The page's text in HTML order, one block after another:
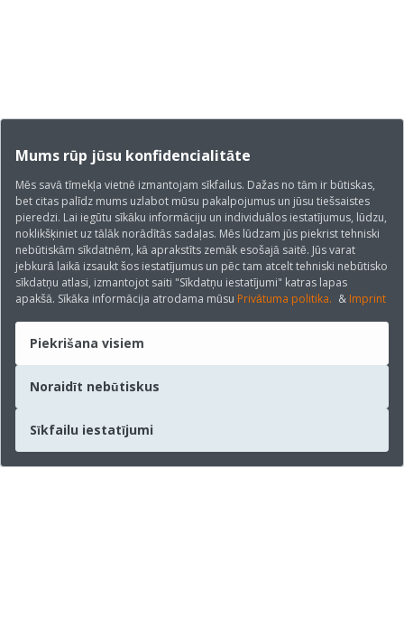
Mums rūp jūsu konfidencialitāte
Mēs savā tīmekļa vietnē izmantojam sīkfailus. Dažas no tām ir būtiskas,
bet citas palīdz mums uzlabot mūsu pakalpojumus un jūsu tiešsaistes
pieredzi. Lai iegūtu sīkāku informāciju un individuālos iestatījumus, lūdzu,
noklikšķiniet uz tālāk norādītās sadaļas. Mēs lūdzam jūs piekrist tehniski
nebūtiskām sīkdatnēm, kā aprakstīts zemāk esošajā saitē. Jūs varat
jebkurā laikā izsaukt šos iestatījumus un pēc tam atcelt tehniski nebūtisko
sīkdatņu atlasi, izmantojot saiti "Sīkdatņu iestatījumi" katras lapas
apakšā. Sīkāka informācija atrodama mūsu Privātuma politika. & Imprint
Piekrišana visiem
Noraidīt nebūtiskus
Sīkfailu iestatījumi